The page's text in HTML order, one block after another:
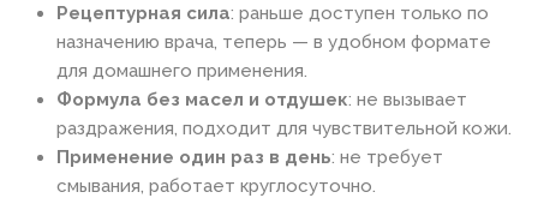
Рецептурная сила: раньше доступен только по
назначению врача, теперь — в удобном формате
для домашнего применения.
Формула без масел и отдушек: не вызывает
раздражения, подходит для чувствительной кожи.
Применение один раз в день: не требует
смывания, работает круглосуточно.